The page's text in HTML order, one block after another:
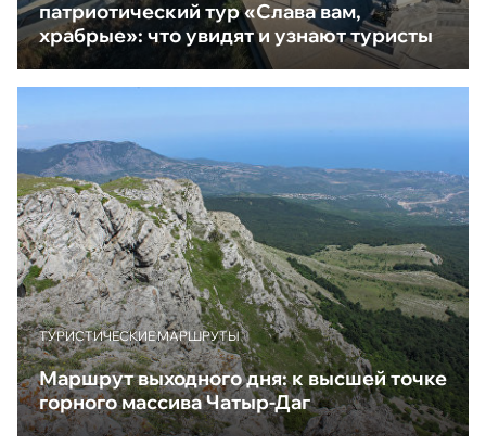
патриотический тур «Слава вам,
храбрые»: что увидят и узнают туристы
ТУРИСТИЧЕСКИЕ МАРШРУТЫ
Маршрут выходного дня: к высшей точке
горного массива Чатыр-Даг